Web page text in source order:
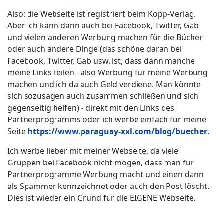
Also: die Webseite ist registriert beim Kopp-Verlag.
Aber ich kann dann auch bei Facebook, Twitter, Gab
und vielen anderen Werbung machen für die Bücher
oder auch andere Dinge (das schöne daran bei
Facebook, Twitter, Gab usw. ist, dass dann manche
meine Links teilen - also Werbung für meine Werbung
machen und ich da auch Geld verdiene. Man könnte
sich sozusagen auch zusammen schließen und sich
gegenseitig helfen) - direkt mit den Links des
Partnerprogramms oder ich werbe einfach für meine
Seite https://www.paraguay-xxl.com/blog/buecher.
Ich werbe lieber mit meiner Webseite, da viele
Gruppen bei Facebook nicht mögen, dass man für
Partnerprogramme Werbung macht und einen dann
als Spammer kennzeichnet oder auch den Post löscht.
Dies ist wieder ein Grund für die EIGENE Webseite.